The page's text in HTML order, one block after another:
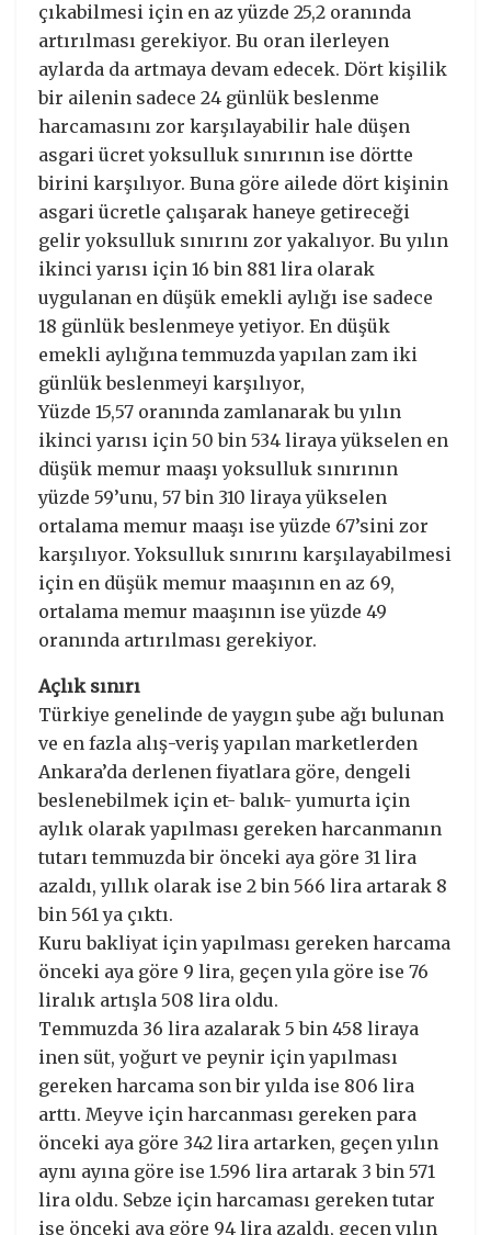
çıkabilmesi için en az yüzde 25,2 oranında
artırılması gerekiyor. Bu oran ilerleyen
aylarda da artmaya devam edecek. Dört kişilik
bir ailenin sadece 24 günlük beslenme
harcamasını zor karşılayabilir hale düşen
asgari ücret yoksulluk sınırının ise dörtte
birini karşılıyor. Buna göre ailede dört kişinin
asgari ücretle çalışarak haneye getireceği
gelir yoksulluk sınırını zor yakalıyor. Bu yılın
ikinci yarısı için 16 bin 881 lira olarak
uygulanan en düşük emekli aylığı ise sadece
18 günlük beslenmeye yetiyor. En düşük
emekli aylığına temmuzda yapılan zam iki
günlük beslenmeyi karşılıyor,
Yüzde 15,57 oranında zamlanarak bu yılın
ikinci yarısı için 50 bin 534 liraya yükselen en
düşük memur maaşı yoksulluk sınırının
yüzde 59’unu, 57 bin 310 liraya yükselen
ortalama memur maaşı ise yüzde 67’sini zor
karşılıyor. Yoksulluk sınırını karşılayabilmesi
için en düşük memur maaşının en az 69,
ortalama memur maaşının ise yüzde 49
oranında artırılması gerekiyor.
Açlık sınırı
Türkiye genelinde de yaygın şube ağı bulunan
ve en fazla alış-veriş yapılan marketlerden
Ankara’da derlenen fiyatlara göre, dengeli
beslenebilmek için et- balık- yumurta için
aylık olarak yapılması gereken harcanmanın
tutarı temmuzda bir önceki aya göre 31 lira
azaldı, yıllık olarak ise 2 bin 566 lira artarak 8
bin 561 ya çıktı.
Kuru bakliyat için yapılması gereken harcama
önceki aya göre 9 lira, geçen yıla göre ise 76
liralık artışla 508 lira oldu.
Temmuzda 36 lira azalarak 5 bin 458 liraya
inen süt, yoğurt ve peynir için yapılması
gereken harcama son bir yılda ise 806 lira
arttı. Meyve için harcanması gereken para
önceki aya göre 342 lira artarken, geçen yılın
aynı ayına göre ise 1.596 lira artarak 3 bin 571
lira oldu. Sebze için harcaması gereken tutar
ise önceki aya göre 94 lira azaldı, geçen yılın